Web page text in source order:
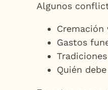
Algunos
Cremación
Gastos
Quién